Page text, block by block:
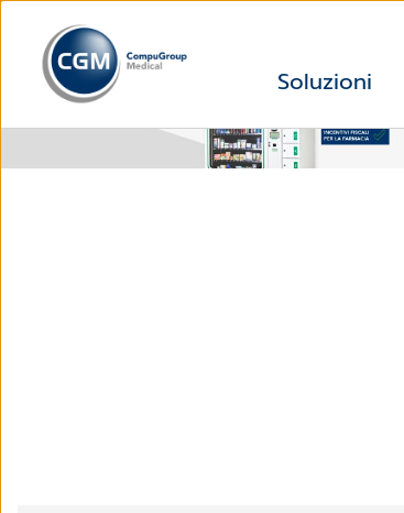
Soluzioni
dispenser-automatici-incentivi-farmacie-